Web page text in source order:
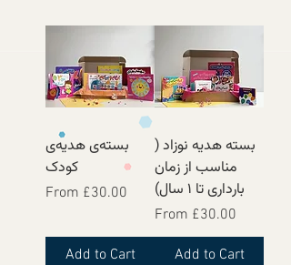
بسته هدیه نوزاد (
مناسب از زمان
بارداری تا ۱ سال)
From £30.00
Sale Price
Add to Cart
بسته‌ی هدیه‌ی
کودک
From £30.00
Sale Price
Add to Cart